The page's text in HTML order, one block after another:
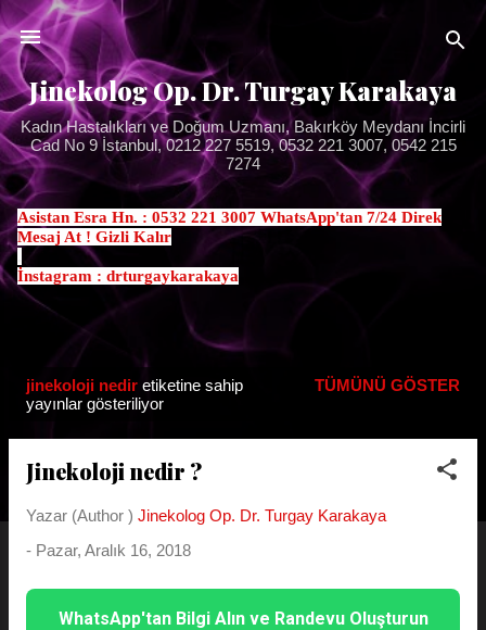
Jinekolog Op. Dr. Turgay Karakaya
Kadın Hastalıkları ve Doğum Uzmanı, Bakırköy Meydanı İncirli
Cad No 9 İstanbul, 0212 227 5519, 0532 221 3007, 0542 215
7274
Asistan Esra Hn. : 0532 221 3007 WhatsApp'tan 7/24 Direk
Mesaj At ! Gizli Kalır
İnstagram : drturgaykarakaya
K
jinekoloji nedir etiketine sahip
yayınlar gösteriliyor
TÜMÜNÜ GÖSTER
Jinekoloji nedir ?
Yazar (Author ) Jinekolog Op. Dr. Turgay Karakaya
- Pazar, Aralık 16, 2018
WhatsApp'tan Bilgi Alın ve Randevu Oluşturun